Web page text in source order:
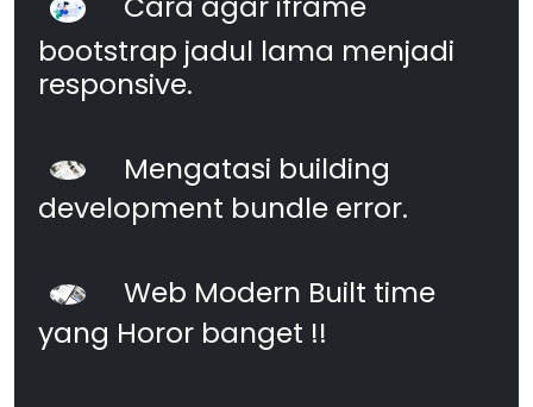
bootstrap jadul lama menjadi
responsive.
Mengatasi building
development bundle error.
Web Modern Built time
yang Horor banget !!